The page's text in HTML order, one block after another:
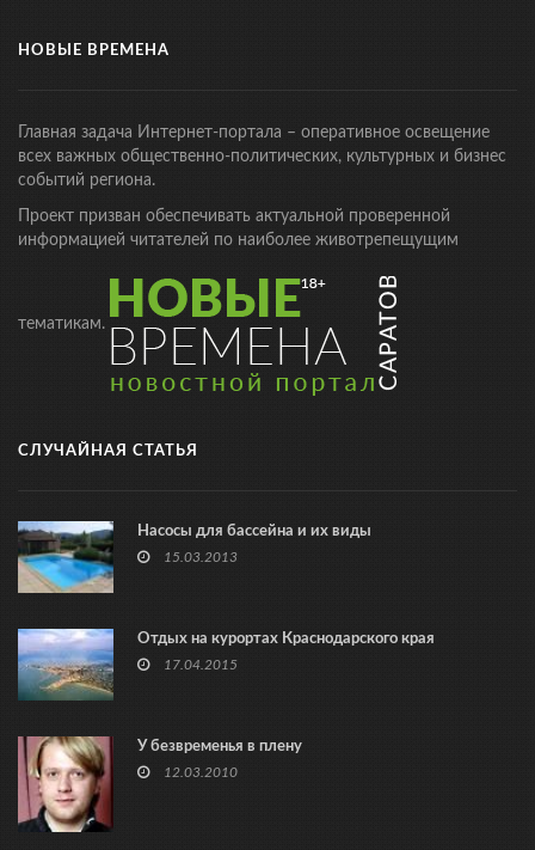
НОВЫЕ ВРЕМЕНА
Главная задача Интернет-портала – оперативное освещение
всех важных общественно-политических, культурных и бизнес
событий региона.
Проект призван обеспечивать актуальной проверенной
информацией читателей по наиболее животрепещущим
тематикам.
СЛУЧАЙНАЯ СТАТЬЯ
Насосы для бассейна и их виды
15.03.2013
Отдых на курортах Краснодарского края
17.04.2015
У безвременья в плену
12.03.2010